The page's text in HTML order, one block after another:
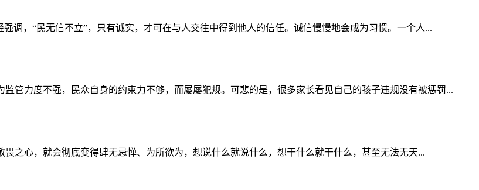
调，“民无信不立”，只有诚实，才可在与人交往中得到他人的信任。诚信慢慢地会成为习惯。一个人...
管力度不强，民众自身的约束力不够，而屡屡犯规。可悲的是，很多家长看见自己的孩子违规没有被惩罚...
之心，就会彻底变得肆无忌惮、为所欲为，想说什么就说什么，想干什么就干什么，甚至无法无天...